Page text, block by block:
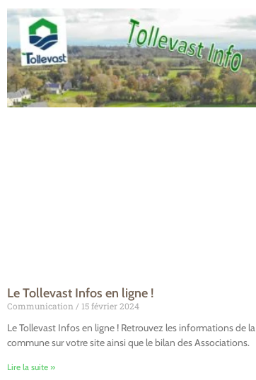
Le Tollevast Infos en ligne !
Communication 15 février 2024
Le Tollevast Infos en ligne ! Retrouvez les informations de la
commune sur votre site ainsi que le bilan des Associations.
Lire la suite »